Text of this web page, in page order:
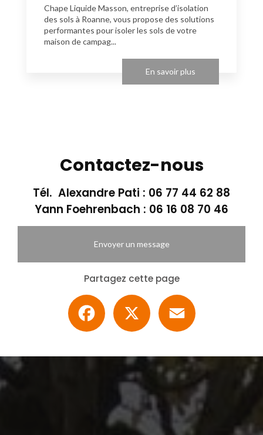
Chape Liquide Masson, entreprise d’isolation
des sols à Roanne, vous propose des solutions
performantes pour isoler les sols de votre
maison de campag...
En savoir plus
Contactez-nous
Tél. Alexandre Pati : 06 77 44 62 88
Yann Foehrenbach : 06 16 08 70 46
Envoyer un message
Partagez cette page
Facebook